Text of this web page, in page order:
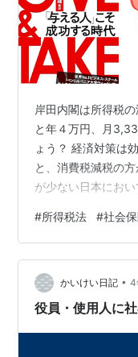
岸田内閣は所得税
と年４万円、月
ょう？ 経済対策は
と、消費税減税の
が少ない日本にお
ル「ウォートン校
トの『GIVE &
紹介します。 ギバ
で日本を支えられ
を優先させる人)に
#所得税法 #社会
かいけい日記 • 4
役員・使用人に